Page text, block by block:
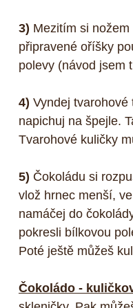
3) Mezitím si
připravené oříšky
polevy (návod jsem
4) Vyndej
napichuj na špejle.
Tvarohové kuličky
5) Čokoládu si
vlož hrnec menší,
namáčej do
pokresli bílkovou
Poté ještě můžeš
Čokoládo -